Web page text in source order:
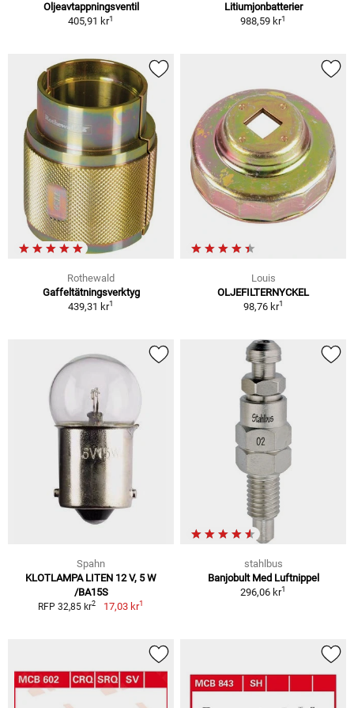
Oljeavtappningsventil
405,91 kr1
Litiumjonbatterier
988,59 kr1
Rothewald
Gaffeltätningsverktyg
439,31 kr1
Louis
OLJEFILTERNYCKEL
98,76 kr1
Spahn
KLOTLAMPA LITEN 12 V, 5 W
/BA15S
RFP 32,85 kr2 17,03 kr1
stahlbus
Banjobult Med Luftnippel
296,06 kr1